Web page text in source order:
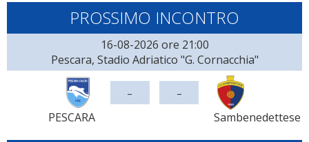
PROSSIMO INCONTRO
16-08-2026 ore 21:00
Pescara, Stadio Adriatico "G. Cornacchia"
PESCARA
- -
Sambenedettese